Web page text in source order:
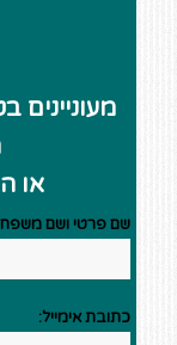
או
שם פרטי ושם
כתובת אימייל: